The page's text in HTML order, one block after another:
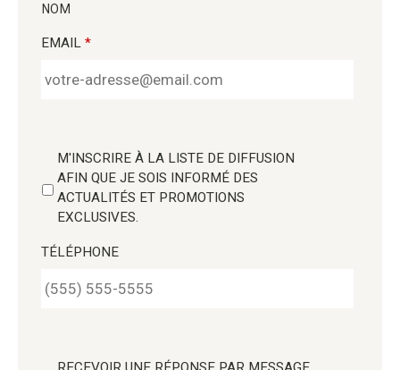
NOM
EMAIL *
M'INSCRIRE À LA LISTE DE DIFFUSION
AFIN QUE JE SOIS INFORMÉ DES
ACTUALITÉS ET PROMOTIONS
EXCLUSIVES.
TÉLÉPHONE